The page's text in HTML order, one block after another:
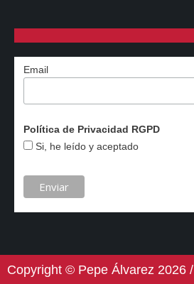
Email
Política de Privacidad RGPD
Si, he leído y aceptado
Copyright © Pepe Álvarez 2026 /